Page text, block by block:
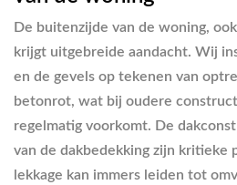
De buitenzijde van de woning,
krijgt uitgebreide aandacht. Wij
en de gevels op tekenen van
betonrot, wat bij oudere
regelmatig voorkomt. De
van de dakbedekking zijn kritieke
lekkage kan immers leiden tot